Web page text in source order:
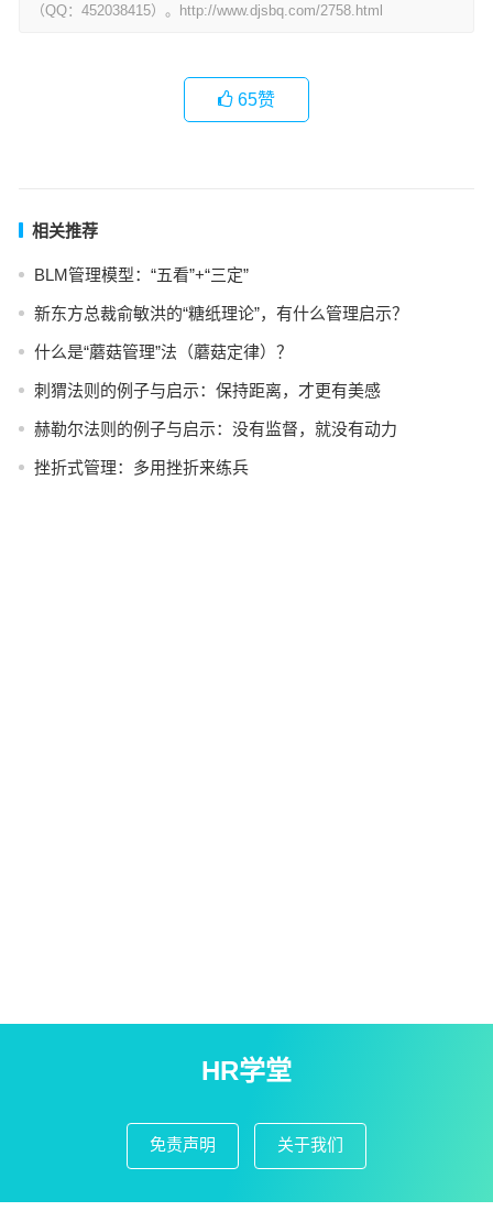
（QQ：452038415）。http://www.djsbq.com/2758.html
65赞
相关推荐
BLM管理模型：“五看”+“三定”
新东方总裁俞敏洪的“糖纸理论”，有什么管理启示？
什么是“蘑菇管理”法（蘑菇定律）？
刺猬法则的例子与启示：保持距离，才更有美感
赫勒尔法则的例子与启示：没有监督，就没有动力
挫折式管理：多用挫折来练兵
HR学堂
免责声明 关于我们